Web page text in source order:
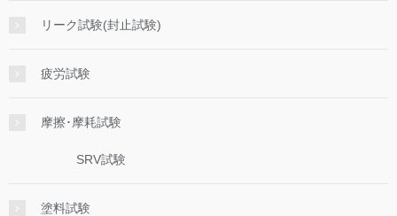
リーク試験(封止試験)
疲労試験
摩擦･摩耗試験
SRV試験
塗料試験